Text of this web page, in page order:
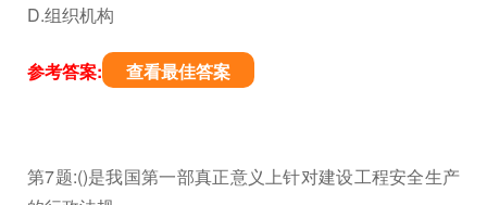
D.组织机构
参考答案: 查看最佳答案
第7题:()是我国第一部真正意义上针对建设工程安全生产